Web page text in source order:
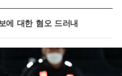
에 대한 혐오 드러내